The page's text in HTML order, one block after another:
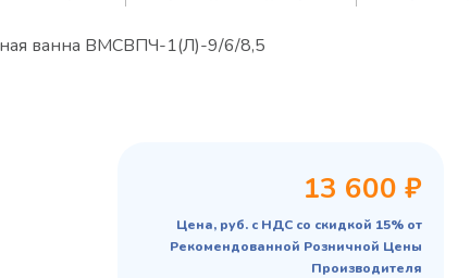
ванна ВМСВПЧ-1(Л)-9/6/8,5
13 600 ₽
Цена, руб. с НДС со скидкой 15% от
Рекомендованной Розничной Цены
Производителя